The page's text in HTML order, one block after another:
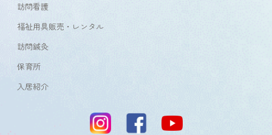
訪問看護
福祉用具販売・レンタル
訪問鍼灸
保育所
入居紹介